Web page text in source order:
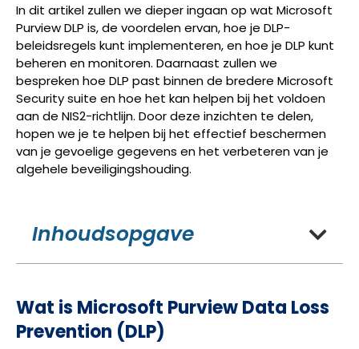
In dit artikel zullen we dieper ingaan op wat Microsoft
Purview DLP is, de voordelen ervan, hoe je DLP-
beleidsregels kunt implementeren, en hoe je DLP kunt
beheren en monitoren. Daarnaast zullen we
bespreken hoe DLP past binnen de bredere Microsoft
Security suite en hoe het kan helpen bij het voldoen
aan de NIS2-richtlijn. Door deze inzichten te delen,
hopen we je te helpen bij het effectief beschermen
van je gevoelige gegevens en het verbeteren van je
algehele beveiligingshouding.
Inhoudsopgave
Wat is Microsoft Purview Data Loss
Prevention (DLP)